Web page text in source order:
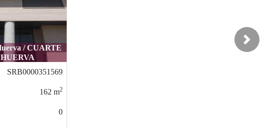
Huerva / CUARTE
DE HUERVA
SRB0000343156
136
Next